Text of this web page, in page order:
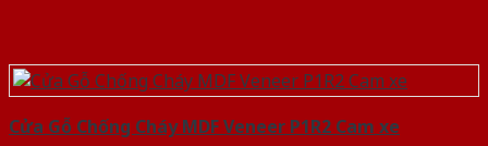
Cửa Gỗ Chống Cháy MDF Veneer P1R2 Cam xe